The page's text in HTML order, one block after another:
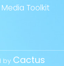
Media Toolkit
by Cactus